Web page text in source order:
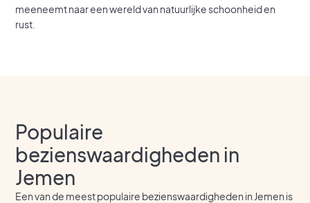
meeneemt naar een wereld van natuurlijke schoonheid en
rust.
Populaire
bezienswaardigheden in
Jemen
Een van de meest populaire bezienswaardigheden in Jemen is